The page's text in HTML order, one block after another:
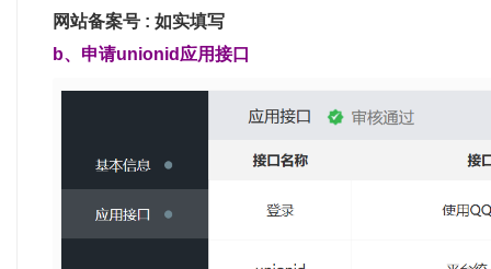
网站备案号 : 如实填写
b、申请unionid应用接口